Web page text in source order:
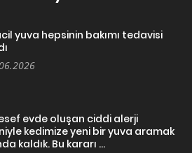
yuva hepsinin bakımı tedavisi
evde oluşan ciddi alerji
kedimize yeni bir yuva aramak
kaldık. Bu kararı ...